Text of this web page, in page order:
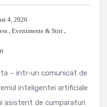
4, 2026
, Evenimente & Stiri ,
– intr-un comunicat de
inteligentei artificiale
asistent de cumparaturi